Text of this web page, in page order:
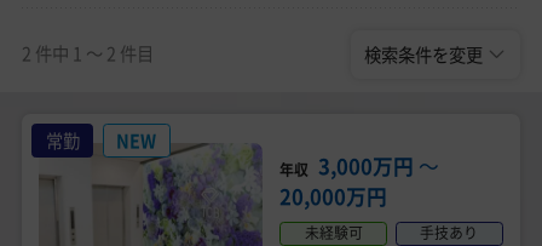
常勤求人一覧
美容医療医師の転職お役立ちコンテンツ
美容クリニック見学・研修情報
2 件中 1 〜 2 件目 検索条件を変更
常勤 NEW
年収 3,000万円 〜
20,000万円
未経験可
手技あり